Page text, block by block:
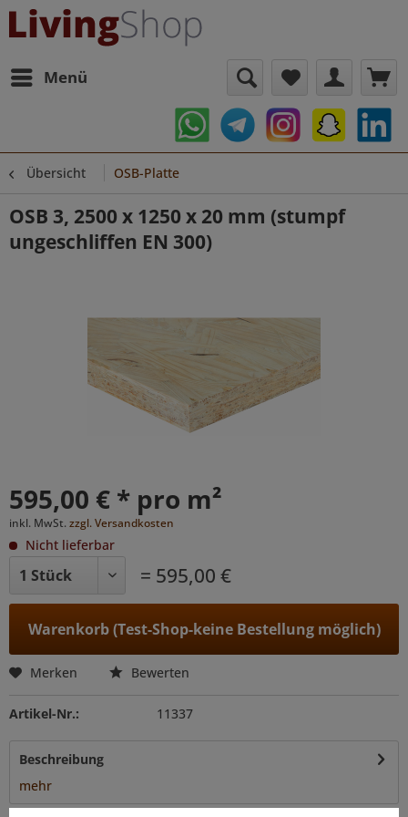
Menü
Übersicht OSB-Platte
OSB 3, 2500 x 1250 x 20 mm (stumpf
ungeschliffen EN 300)
595,00 € * pro m²
inkl. MwSt. zzgl. Versandkosten
Nicht lieferbar
= 595,00 €
Warenkorb (Test-Shop-keine Bestellung möglich)
Merken Bewerten
Artikel-Nr.: 11337
Beschreibung
mehr